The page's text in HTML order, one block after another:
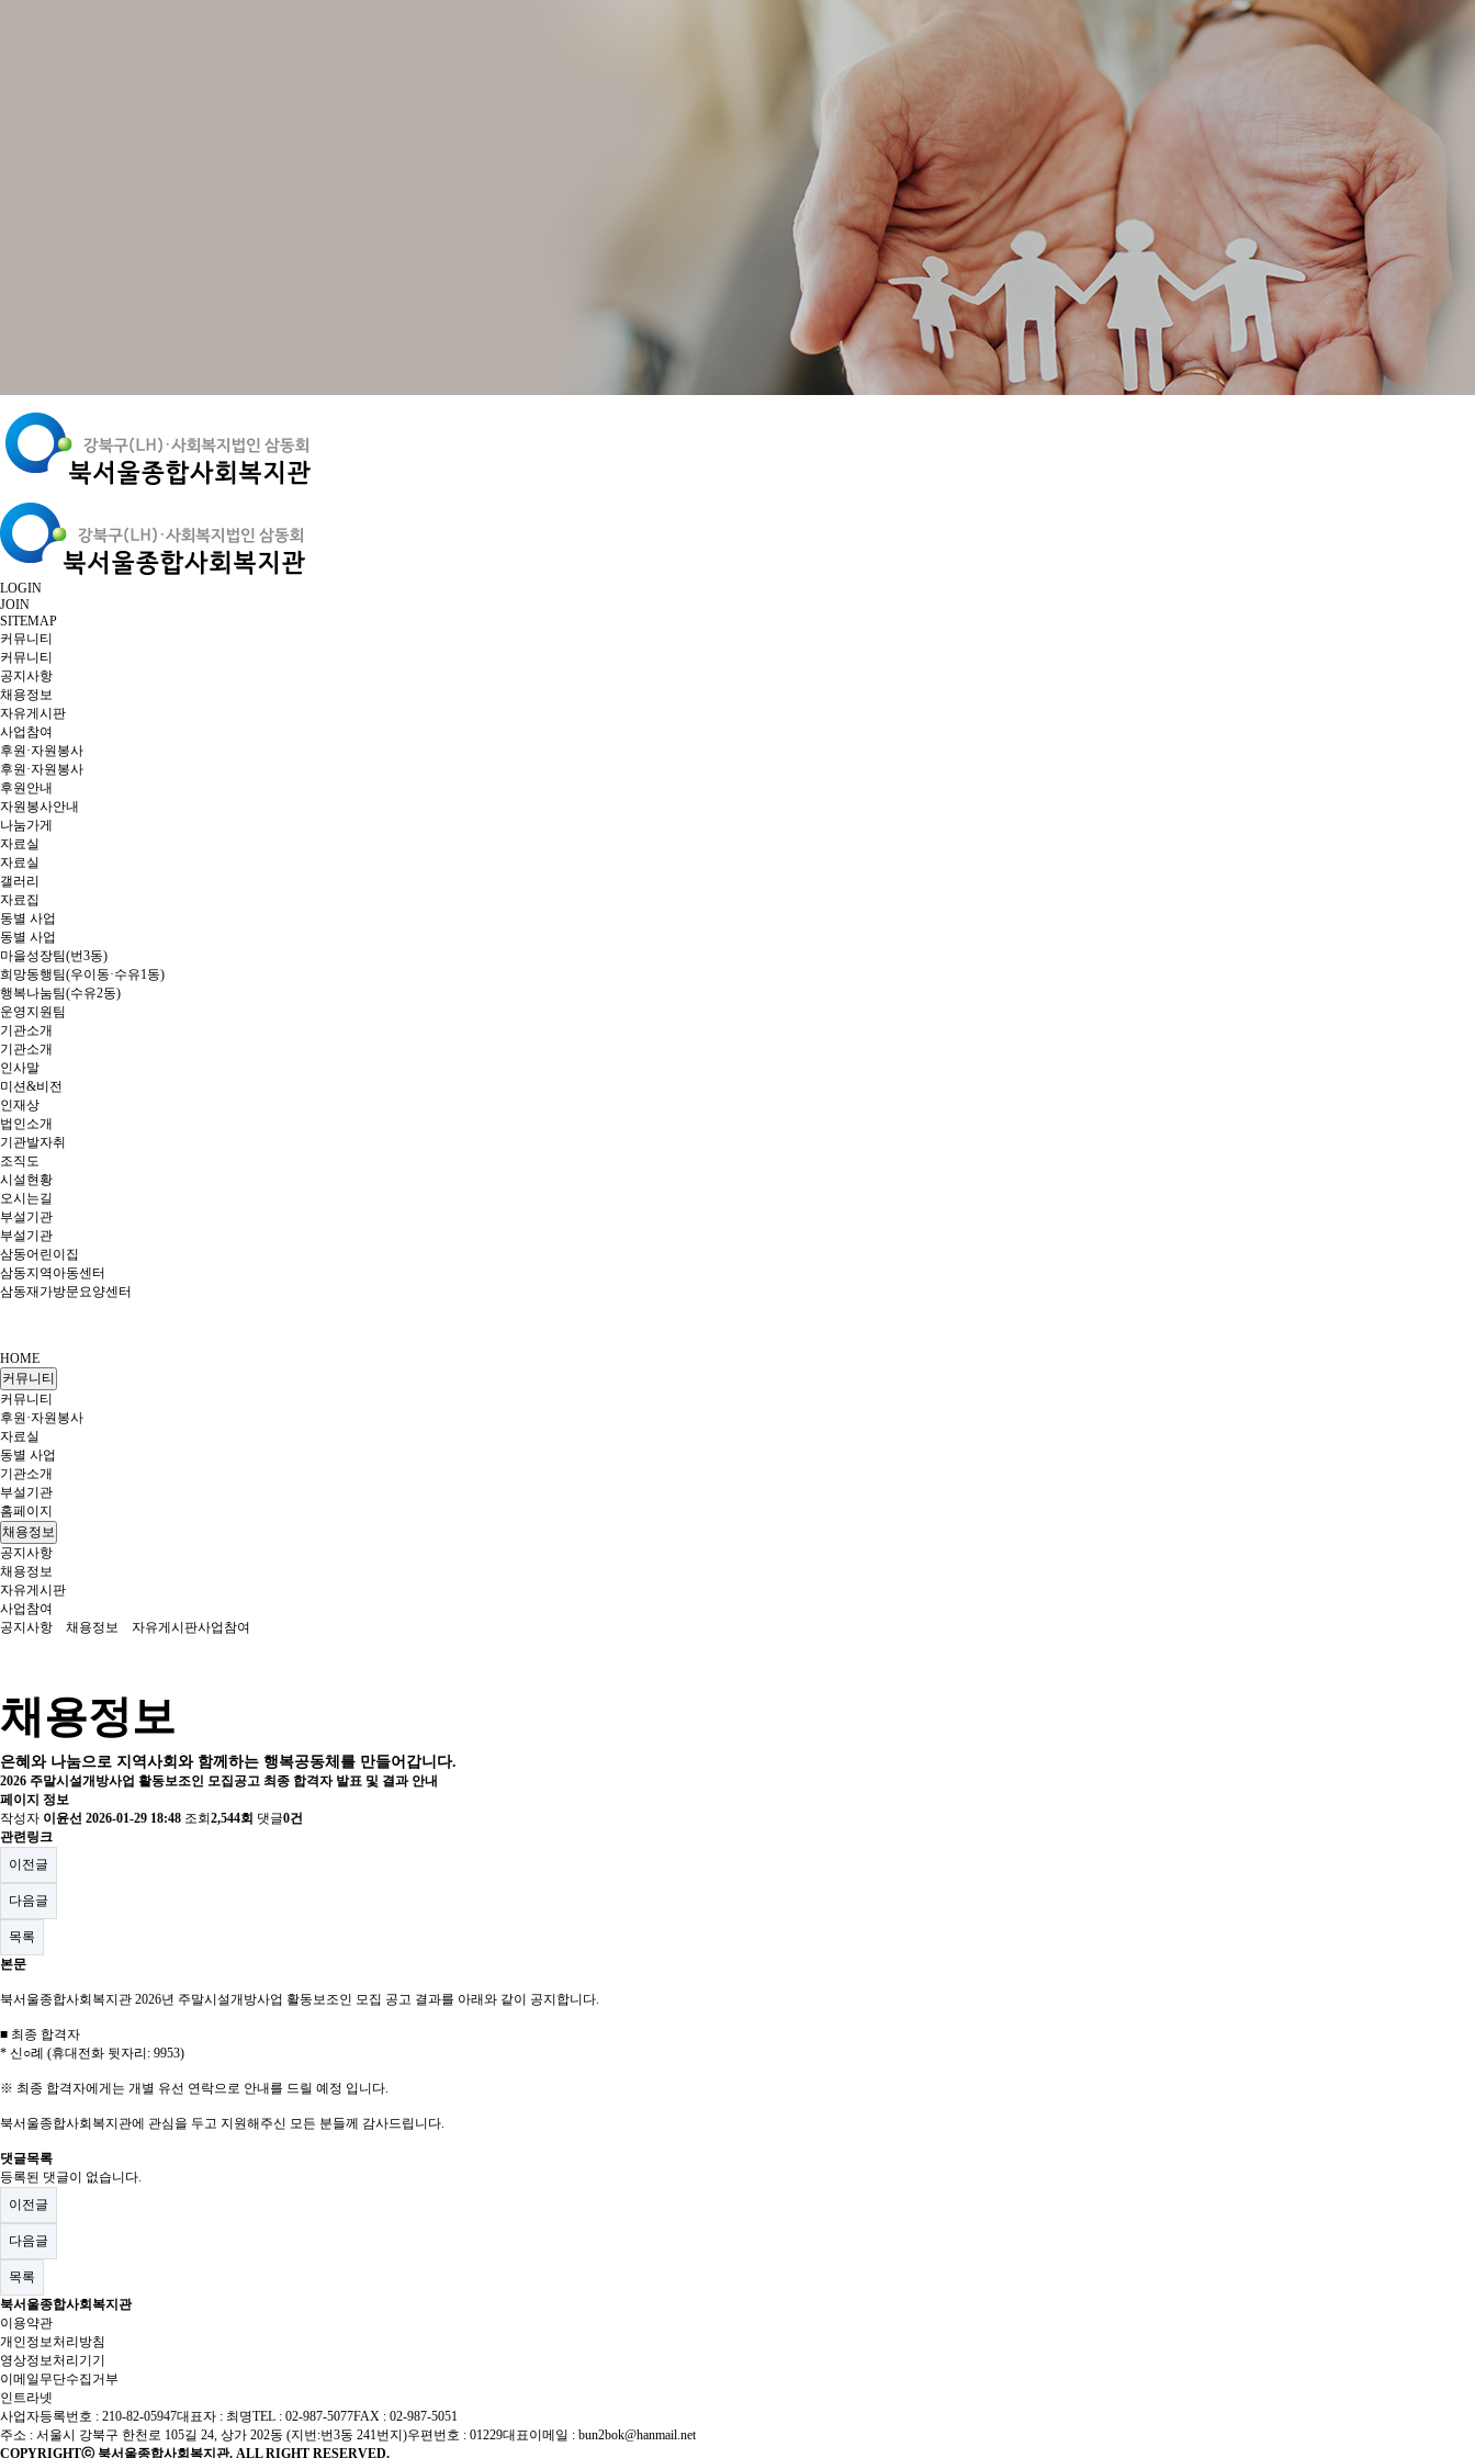
LOGIN
JOIN
SITEMAP
커뮤니티
커뮤니티
공지사항
채용정보
자유게시판
사업참여
후원·자원봉사
후원·자원봉사
후원안내
자원봉사안내
나눔가게
자료실
자료실
갤러리
자료집
동별 사업
동별 사업
마을성장팀(번3동)
희망동행팀(우이동·수유1동)
행복나눔팀(수유2동)
운영지원팀
기관소개
기관소개
인사말
미션&비전
인재상
법인소개
기관발자취
조직도
시설현황
오시는길
부설기관
부설기관
삼동어린이집
삼동지역아동센터
삼동재가방문요양센터
HOME
커뮤니티
커뮤니티
후원·자원봉사
자료실
동별 사업
기관소개
부설기관
홈페이지
채용정보
공지사항
채용정보
자유게시판
사업참여
공지사항
채용정보 자유게시판사업참여
채용정보
은혜와 나눔으로 지역사회와 함께하는 행복공동체를 만들어갑니다.
2026 주말시설개방사업 활동보조인 모집공고 최종 합격자 발표 및 결과 안내
페이지 정보
작성자 이윤선 2026-01-29 18:48 조회 2,544회 댓글0건
관련링크
이전글
다음글
목록
본문
북서울종합사회복지관 2026년 주말시설개방사업 활동보조인 모집 공고 결과를 아래와 같이 공지합니다.
■ 최종 합격자
* 신○례 (휴대전화 뒷자리: 9953)
※ 최종 합격자에게는 개별 유선 연락으로 안내를 드릴 예정 입니다.
북서울종합사회복지관에 관심을 두고 지원해주신 모든 분들께 감사드립니다.
댓글목록
등록된 댓글이 없습니다.
이전글
다음글
목록
북서울종합사회복지관
이용약관
개인정보처리방침
영상정보처리기기
이메일무단수집거부
인트라넷
사업자등록번호 : 210-82-05947대표자 : 최명TEL : 02-987-5077FAX : 02-987-5051
주소 : 서울시 강북구 한천로 105길 24, 상가 202동 (지번:번3동 241번지)우편번호 : 01229대표이메일 : bun2bok@hanmail.net
COPYRIGHTⓒ 북서울종합사회복지관. ALL RIGHT RESERVED.